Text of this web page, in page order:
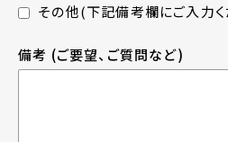
その他(下記備考欄にご入力
備考 (ご要望、ご質問など)